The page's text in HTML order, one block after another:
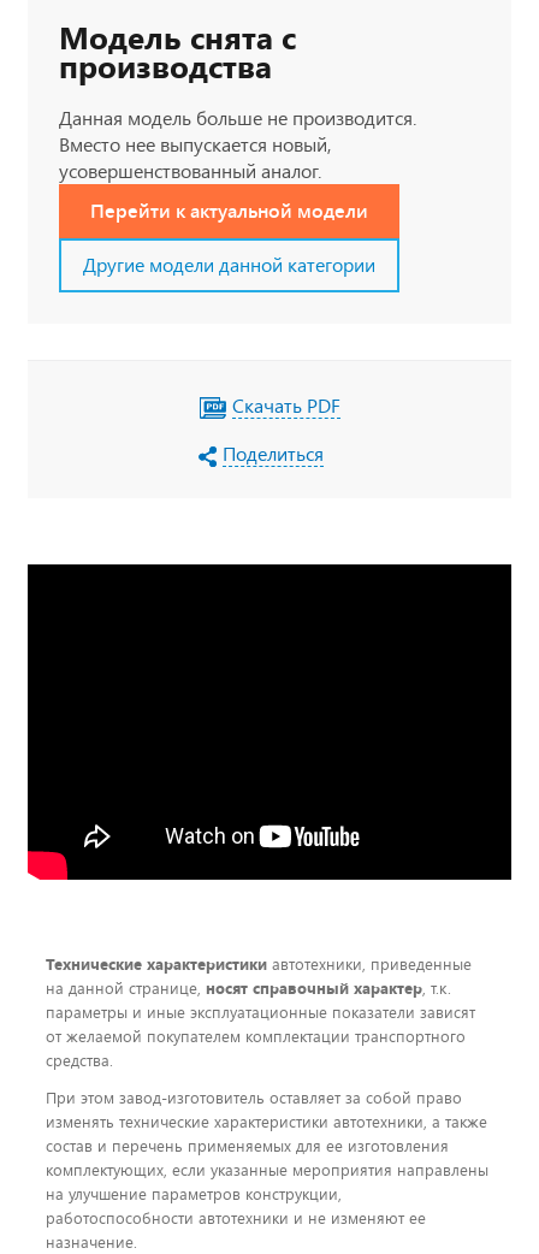
Модель снята с
производства
Данная модель больше не производится.
Вместо нее выпускается новый,
усовершенствованный аналог.
Перейти к актуальной модели
Другие модели данной категории
Скачать PDF
Поделиться
Технические характеристики автотехники, приведенные
на данной странице, носят справочный характер, т.к.
параметры и иные эксплуатационные показатели зависят
от желаемой покупателем комплектации транспортного
средства.
При этом завод-изготовитель оставляет за собой право
изменять технические характеристики автотехники, а также
состав и перечень применяемых для ее изготовления
комплектующих, если указанные мероприятия направлены
на улучшение параметров конструкции,
работоспособности автотехники и не изменяют ее
назначение.